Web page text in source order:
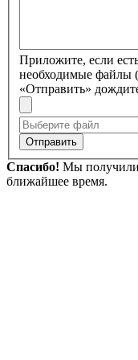
Приложите, если
необходимые файлы
Отправить
Спасибо! Мы получили
ближайшее время.